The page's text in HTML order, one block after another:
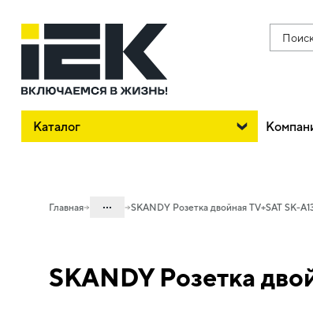
Каталог
Главная ...
06. Изделия электроустановочные,
удлинители и силовые разъемы
SKANDY Розетка двойная TV+SAT SK-
SKANDY Розетка